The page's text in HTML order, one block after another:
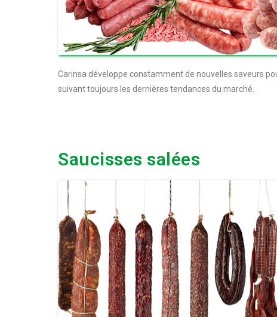
Carinsa développe constamment de nouvelles saveurs
suivant toujours les dernières tendances du marché.
Saucisses salées